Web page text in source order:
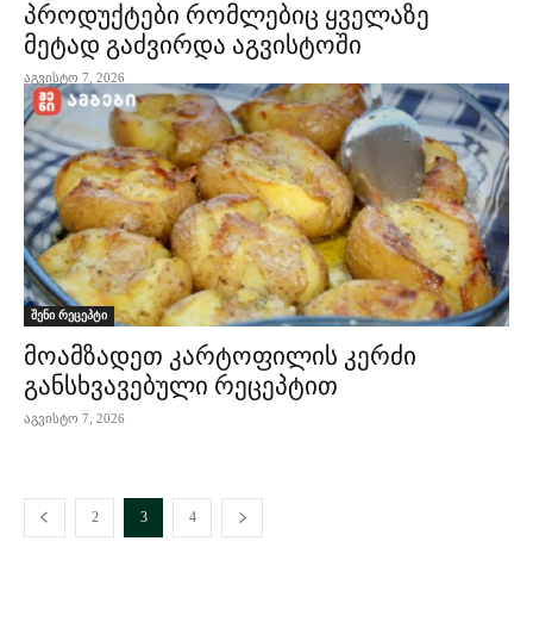
პროდუქტები რომლებიც ყველაზე
მეტად გაძვირდა აგვისტოში
აგვისტო 7, 2026
შენი რეცეპტი
მოამზადეთ კარტოფილის კერძი
განსხვავებული რეცეპტით
აგვისტო 7, 2026
2 3 4